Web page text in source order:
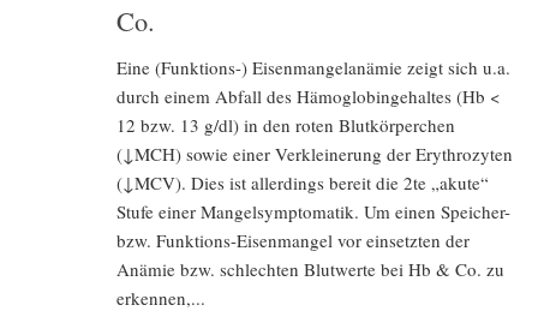
Co.
Eine (Funktions-) Eisenmangelanämie zeigt sich u.a.
durch einem Abfall des Hämoglobingehaltes (Hb <
12 bzw. 13 g/dl) in den roten Blutkörperchen
(↓MCH) sowie einer Verkleinerung der Erythrozyten
(↓MCV). Dies ist allerdings bereit die 2te „akute“
Stufe einer Mangelsymptomatik. Um einen Speicher-
bzw. Funktions-Eisenmangel vor einsetzten der
Anämie bzw. schlechten Blutwerte bei Hb & Co. zu
erkennen,...